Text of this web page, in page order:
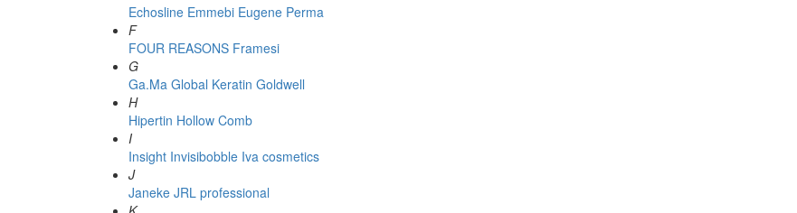
Echosline Emmebi Eugene Perma
F
FOUR REASONS Framesi
G
Ga.Ma Global Keratin Goldwell
H
Hipertin Hollow Comb
I
Insight Invisibobble Iva cosmetics
J
Janeke JRL professional